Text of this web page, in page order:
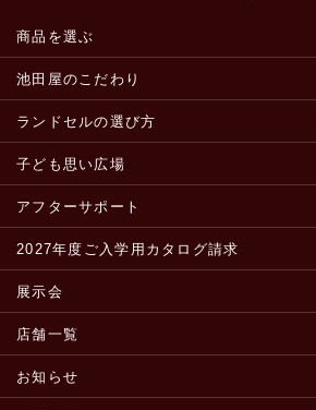
商品を選ぶ
池田屋のこだわり
ランドセルの選び方
子ども思い広場
アフターサポート
2027年度ご入学用カタログ請求
展示会
店舗一覧
お知らせ